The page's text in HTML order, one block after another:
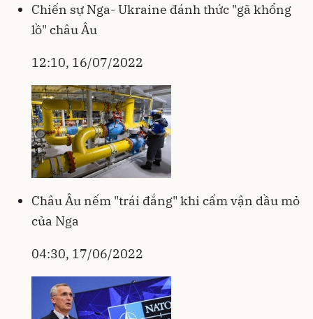
Chiến sự Nga- Ukraine đánh thức "gã khổng
lồ" châu Âu
12:10, 16/07/2022
Châu Âu nếm "trái đắng" khi cấm vận dầu mỏ
của Nga
04:30, 17/06/2022